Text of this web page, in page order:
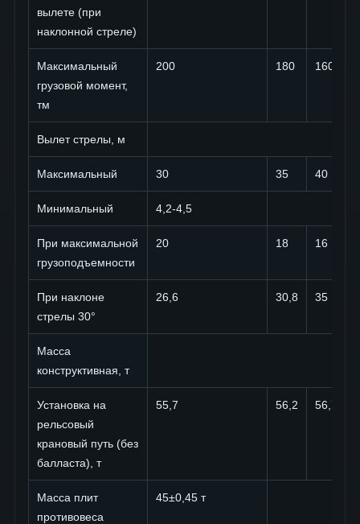
вылете (при
наклонной стреле)
Максимальный
грузовой момент,
тм
200 180 160
Вылет стрелы, м
Максимальный 30 35 40
Минимальный 4,2-4,5
При максимальной
грузоподъемности
20 18 16
При наклоне
стрелы 30°
26,6 30,8 35
Масса
конструктивная, т
Установка на
рельсовый
крановый путь (без
балласта), т
55,7 56,2 56,7
Масса плит
противовеса
45±0,45 т